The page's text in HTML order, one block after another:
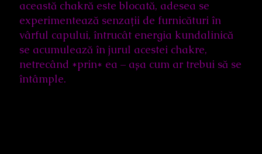
această chakră este blocată, adesea se
experimentează senzații de furnicături în
vârful capului, întrucât energia kundalinică
se acumulează în jurul acestei chakre,
netrecând *prin* ea – așa cum ar trebui să se
întâmple.